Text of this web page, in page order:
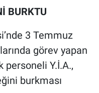
BURKTU
3 Temmuz
görev yapan
personeli Y.İ.A.,
burkması